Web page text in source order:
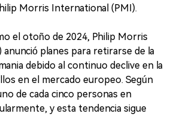
Morris International (PMI).
el otoño de 2024, Philip Morris
planes para retirarse de la
debido al continuo declive en la
en el mercado europeo. Según
de cada cinco personas en
y esta tendencia sigue